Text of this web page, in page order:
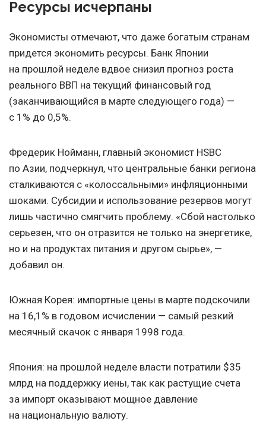
Ресурсы исчерпаны
Экономисты отмечают, что даже богатым странам
придется экономить ресурсы. Банк Японии
на прошлой неделе вдвое снизил прогноз роста
реального ВВП на текущий финансовый год
(заканчивающийся в марте следующего года) —
с 1% до 0,5%.
Фредерик Нойманн, главный экономист HSBC
по Азии, подчеркнул, что центральные банки региона
сталкиваются с «колоссальными» инфляционными
шоками. Субсидии и использование резервов могут
лишь частично смягчить проблему. «Сбой настолько
серьезен, что он отразится не только на энергетике,
но и на продуктах питания и другом сырье», —
добавил он.
Южная Корея: импортные цены в марте подскочили
на 16,1% в годовом исчислении — самый резкий
месячный скачок с января 1998 года.
Япония: на прошлой неделе власти потратили $35
млрд на поддержку иены, так как растущие счета
за импорт оказывают мощное давление
на национальную валюту.